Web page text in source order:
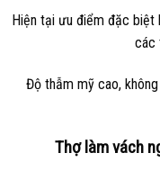
Hiện tại ưu điểm đặc biệt
các
Độ thẫm mỹ cao,
Thợ làm vách